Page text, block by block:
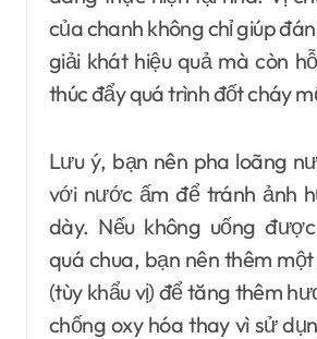
của chanh không chỉ giúp
giải khát hiệu quả mà còn
thúc đẩy quá trình đốt cháy
Lưu ý, bạn nên pha loãng
với nước ấm để tránh ảnh
dày. Nếu không uống
quá chua, bạn nên thêm
(tùy khẩu vị) để tăng thêm
chống oxy hóa thay vì sử